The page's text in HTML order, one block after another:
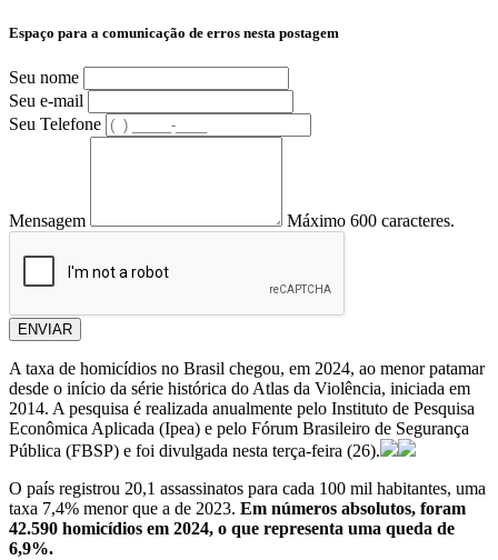
Espaço para a comunicação de erros nesta postagem
Seu nome
Seu e-mail
Seu Telefone
Mensagem Máximo 600 caracteres.
ENVIAR
A taxa de homicídios no Brasil chegou, em 2024, ao menor patamar
desde o início da série histórica do Atlas da Violência, iniciada em
2014. A pesquisa é realizada anualmente pelo Instituto de Pesquisa
Econômica Aplicada (Ipea) e pelo Fórum Brasileiro de Segurança
Pública (FBSP) e foi divulgada nesta terça-feira (26).
O país registrou 20,1 assassinatos para cada 100 mil habitantes, uma
taxa 7,4% menor que a de 2023. Em números absolutos, foram
42.590 homicídios em 2024, o que representa uma queda de
6,9%.